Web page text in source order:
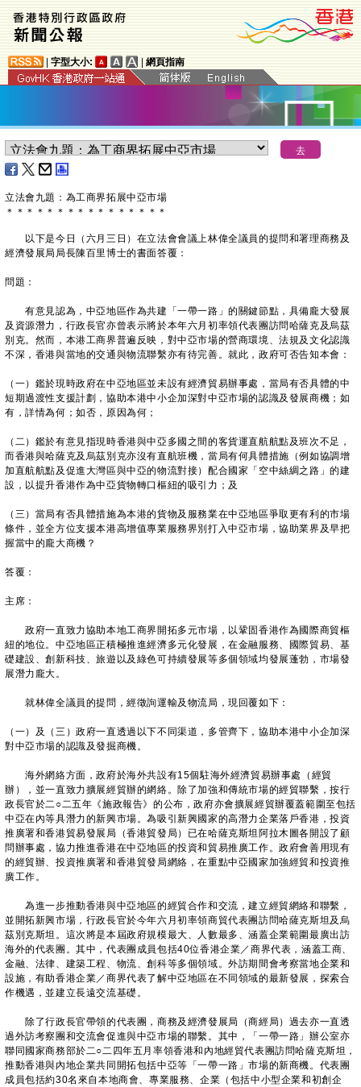
字型大小: 網頁指南
立法會九題：為工商界拓展中亞市場
＊ ＊ ＊ ＊ ＊ ＊ ＊ ＊ ＊ ＊ ＊ ＊ ＊ ＊ ＊ ＊
以下是今日（六月三日）在立法會會議上林偉全議員的提問和署理商務及
經濟發展局局長陳百里博士的書面答覆：
問題：
有意見認為，中亞地區作為共建「一帶一路」的關鍵節點，具備龐大發展
及資源潛力，行政長官亦曾表示將於本年六月初率領代表團訪問哈薩克及烏茲
別克。然而，本港工商界普遍反映，對中亞市場的營商環境、法規及文化認識
不深，香港與當地的交通與物流聯繫亦有待完善。就此，政府可否告知本會：
（一）鑑於現時政府在中亞地區並未設有經濟貿易辦事處，當局有否具體的中
短期過渡性支援計劃，協助本港中小企加深對中亞市場的認識及發展商機；如
有，詳情為何；如否，原因為何；
（二）鑑於有意見指現時香港與中亞多國之間的客貨運直航航點及班次不足，
而香港與哈薩克及烏茲別克亦沒有直航班機，當局有何具體措施（例如協調增
加直航航點及促進大灣區與中亞的物流對接）配合國家「空中絲綢之路」的建
設，以提升香港作為中亞貨物轉口樞紐的吸引力；及
（三）當局有否具體措施為本港的貨物及服務業在中亞地區爭取更有利的市場
條件，並全方位支援本港高增值專業服務界別打入中亞市場，協助業界及早把
握當中的龐大商機？
答覆：
主席：
政府一直致力協助本地工商界開拓多元市場，以鞏固香港作為國際商貿樞
紐的地位。中亞地區正積極推進經濟多元化發展，在金融服務、國際貿易、基
礎建設、創新科技、旅遊以及綠色可持續發展等多個領域均發展蓬勃，市場發
展潛力龐大。
就林偉全議員的提問，經徵詢運輸及物流局，現回覆如下：
（一）及（三）政府一直透過以下不同渠道，多管齊下，協助本港中小企加深
對中亞市場的認識及發掘商機。
海外網絡方面，政府於海外共設有15個駐海外經濟貿易辦事處（經貿
辦），並一直致力擴展經貿辦的網絡。除了加強和傳統市場的經貿聯繫，按行
政長官於二○二五年《施政報告》的公布，政府亦會擴展經貿辦覆蓋範圍至包括
中亞在內等具潛力的新興市場。為吸引新興國家的高潛力企業落戶香港，投資
推廣署和香港貿易發展局（香港貿發局）已在哈薩克斯坦阿拉木圖各開設了顧
問辦事處，協力推進香港在中亞地區的投資和貿易推廣工作。政府會善用現有
的經貿辦、投資推廣署和香港貿發局網絡，在重點中亞國家加強經貿和投資推
廣工作。
為進一步推動香港與中亞地區的經貿合作和交流，建立經貿網絡和聯繫，
並開拓新興市場，行政長官於今年六月初率領商貿代表團訪問哈薩克斯坦及烏
茲別克斯坦。這次將是本屆政府規模最大、人數最多、涵蓋企業範圍最廣出訪
海外的代表團。其中，代表團成員包括40位香港企業／商界代表，涵蓋工商、
金融、法律、建築工程、物流、創科等多個領域。外訪期間會考察當地企業和
設施，有助香港企業／商界代表了解中亞地區在不同領域的最新發展，探索合
作機遇，並建立長遠交流基礎。
除了行政長官帶領的代表團，商務及經濟發展局（商經局）過去亦一直透
過外訪考察團和交流會促進與中亞市場的聯繫。其中，「一帶一路」辦公室亦
聯同國家商務部於二○二四年五月率領香港和內地經貿代表團訪問哈薩克斯坦，
推動香港與內地企業共同開拓包括中亞等「一帶一路」市場的新商機。代表團
成員包括約30名來自本地商會、專業服務、企業（包括中小型企業和初創企